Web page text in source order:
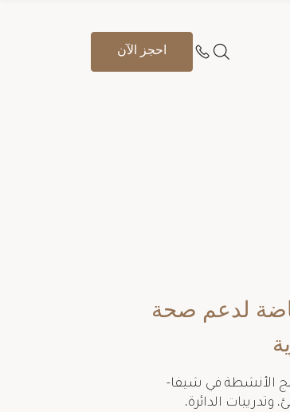
احجز الآن
لدعم صحة
الأنشطة في شيفا-
الدائرة،